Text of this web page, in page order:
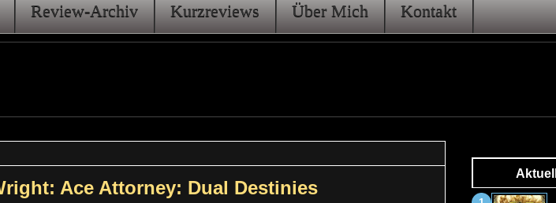
Review-Archiv Kurzreviews Über Mich Kontakt
Ace Attorney: Dual Destinies